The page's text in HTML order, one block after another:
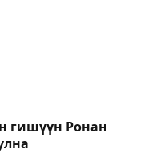
гишүүн Ронан